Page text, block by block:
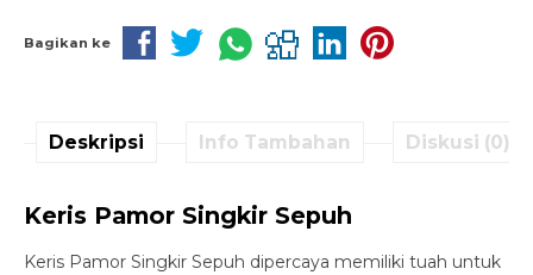
Bagikan ke
Deskripsi Info Tambahan Diskusi (0)
Keris Pamor Singkir Sepuh
Keris Pamor Singkir Sepuh dipercaya memiliki tuah untuk